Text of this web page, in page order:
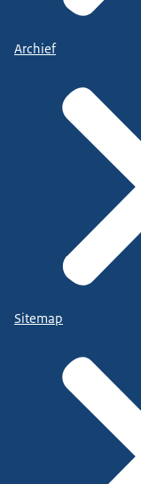
Archief
Sitemap